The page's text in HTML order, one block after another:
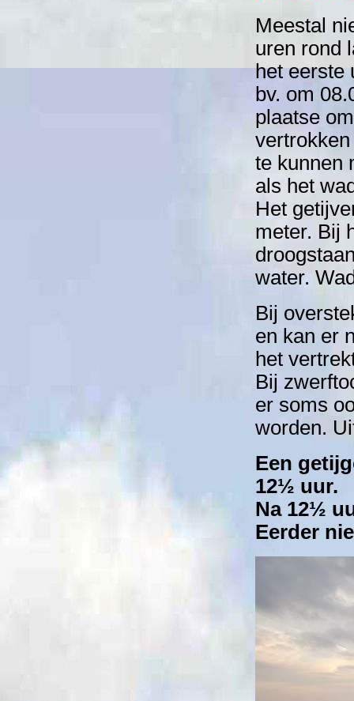
Meestal
uren rond
het eerste
bv. om
plaatse
te kunnen
als het
Het
meter. Bij
water.
Bij
en kan er
het
Bij
er soms
worden.
Een
12½ uur.
Na 12½
Eerder